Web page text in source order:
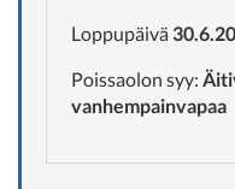
Loppupäivä
Poissaolon syy:
vanhempainvapaa